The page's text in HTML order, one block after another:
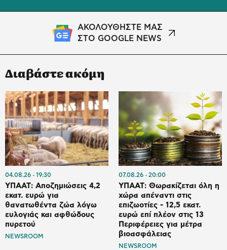
ΑΚΟΛΟΥΘΗΣΤΕ ΜΑΣ
ΣΤΟ GOOGLE NEWS
Διαβάστε ακόμη
04.08.26 19:30
ΥΠΑΑΤ: Αποζημιώσεις 4,2
εκατ. ευρώ για
θανατωθέντα ζώα λόγω
ευλογιάς και αφθώδους
πυρετού
NEWSROOM
07.08.26 20:00
ΥΠΑΑΤ: Θωρακίζεται όλη η
χώρα απέναντι στις
επιζωοτίες - 12,5 εκατ.
ευρώ επί πλέον στις 13
Περιφέρειες για μέτρα
βιοασφάλειας
NEWSROOM